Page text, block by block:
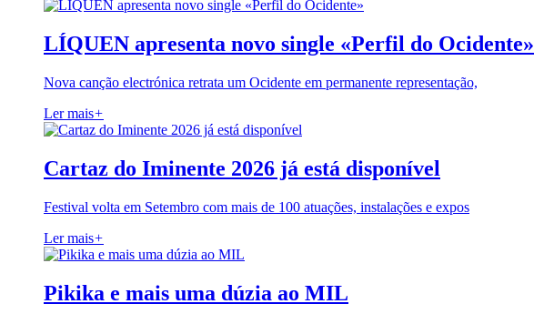
LÍQUEN apresenta novo single «Perfil do Ocidente»
Nova canção electrónica retrata um Ocidente em permanente representação,
Ler mais+
Cartaz do Iminente 2026 já está disponível
Festival volta em Setembro com mais de 100 atuações, instalações e expos
Ler mais+
Pikika e mais uma dúzia ao MIL